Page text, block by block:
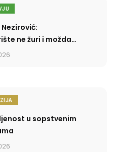
ne žuri i možda
u tome krije
u sopstvenim